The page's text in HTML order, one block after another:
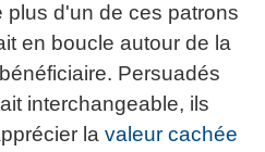
plus d'un de ces patrons
en boucle autour de la
Persuadés
interchangeable, ils
la valeur cachée